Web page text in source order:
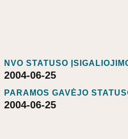
NVO STATUSO
2004-06-25
PARAMOS GAVĖJO
2004-06-25